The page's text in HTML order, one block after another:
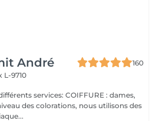
André
160
L-9710
des colorations, nous utilisons des